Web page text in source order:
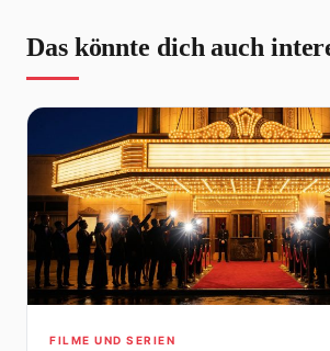
Das könnte dich auch
FILME UND SERIEN